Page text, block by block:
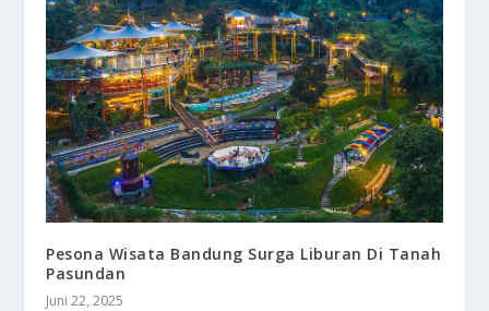
Pesona Wisata Bandung Surga Liburan Di Tanah
Pasundan
Juni 22, 2025